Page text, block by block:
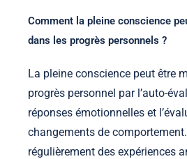
Comment la pleine conscience
dans les progrès personnels ?
La pleine conscience peut être
progrès personnel par l’auto-
réponses émotionnelles et
changements de
régulièrement des expériences